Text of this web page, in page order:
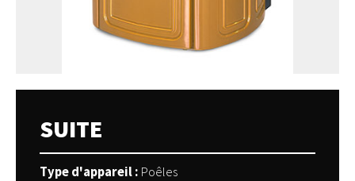
SUITE
Type d'appareil : Poêles